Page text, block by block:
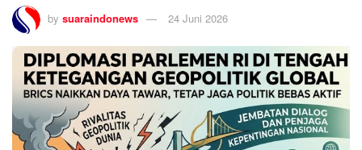
by suaraindonews 24 Juni 2026